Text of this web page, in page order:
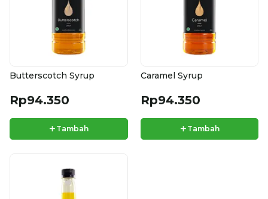
Butterscotch Syrup
Rp94.350
+ Tambah
Caramel Syrup
Rp94.350
+ Tambah